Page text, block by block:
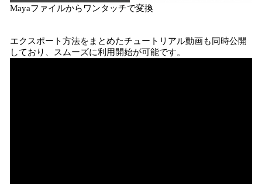
Mayaファイルからワンタッチで変換
エクスポート方法をまとめたチュートリアル動画も同時公開
しており、スムーズに利用開始が可能です。